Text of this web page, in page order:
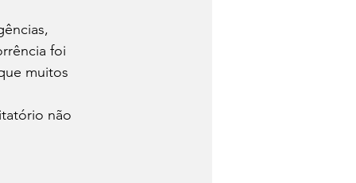
foi
muitos
não